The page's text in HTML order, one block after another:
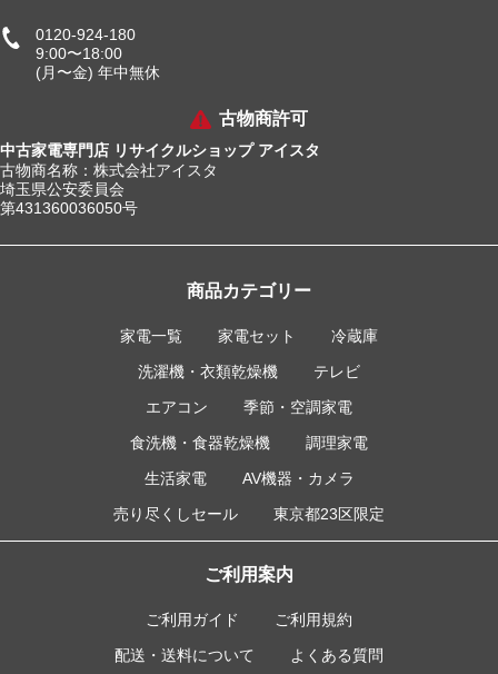
0120-924-180
9:00〜18:00
(月〜金) 年中無休
古物商許可
中古家電専門店 リサイクルショップ アイスタ
古物商名称：株式会社アイスタ
埼玉県公安委員会
第431360036050号
商品カテゴリー
家電一覧 家電セット
冷蔵庫
洗濯機・衣類乾燥機
テレビ
エアコン
季節・空調家電
食洗機・食器乾燥機
調理家電
生活家電
AV機器・カメラ
売り尽くしセール
東京都23区限定
ご利用案内
ご利用ガイド
ご利用規約
配送・送料について
よくある質問